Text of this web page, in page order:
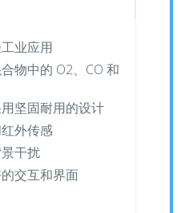
业应用
物中的 O2、CO 和
坚固耐用的设计
外传感
干扰
交互和界面